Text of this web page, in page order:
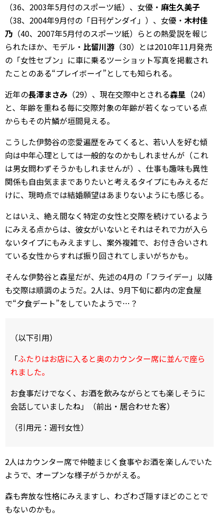
（36、2003年5月付のスポーツ紙）、女優・ 麻生久美子
（38、2004年9月付の「日刊ゲンダイ」）、女優・ 木村佳
乃 （40、2007年5月付のスポーツ紙）らとの熱愛説を報じ
られたほか、モデル・ 比留川游 （30）とは2010年11月発売
の「女性セブン」に車に乗るツーショット写真を掲載され
たことのある“プレイボーイ”としても知られる。
近年の長澤まさみ （29）、現在交際中とされる森星 （24）
と、年齢を重ねる毎に交際対象の年齢が若くなっている点
からもその片鱗が垣間見える。
こうした伊勢谷の恋愛遍歴をみてくると、若い人を好む傾
向は中年心理としては一般的なのかもしれませんが（これ
は男女問わずそうかもしれませんが）、仕事も趣味も異性
関係も自由気ままでありたいと考えるタイプにもみえるだ
けに、現時点では結婚願望はあまりないようにも感じる。
とはいえ、絶え間なく特定の女性と交際を続けているよう
にみえる点からは、彼女がいないとそれはそれで力が入ら
ないタイプにもみえますし、案外複雑で、お付き合いされ
ている女性からすれば振り回されてしまいがちかも。
そんな伊勢谷と森星だが、先述の4月の「フライデー」以降
も交際は順調のようだ。2人は、9月下旬に都内の定食屋
で“夕食デート”をしていたようで…？
（以下引用）
「ふたりはお店に入ると奥のカウンター席に並んで座ら
れました。
お食事だけでなく、お酒を飲みながらとても楽しそうに
会話していましたね」（前出・居合わせた客）
（引用元：週刊女性）
2人はカウンター席で仲睦まじく食事やお酒を楽しんでいた
ようで、オープンな様子がうかがえる。
森も奔放な性格にみえますし、わざわざ隠すほどのことで
もないのかも。